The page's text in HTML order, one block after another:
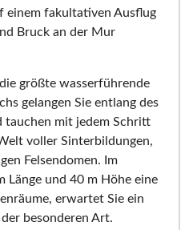
einem fakultativen Ausflug
Bruck an der Mur
größte wasserführende
gelangen Sie entlang des
tauchen mit jedem Schritt
voller Sinterbildungen,
Felsendomen. Im
Länge und 40 m Höhe eine
erwartet Sie ein
besonderen Art.